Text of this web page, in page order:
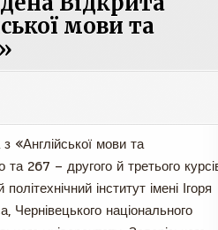
мови та
«Англійської мови та
267 – другого й третього
інститут імені Ігоря
Чернівецького національного